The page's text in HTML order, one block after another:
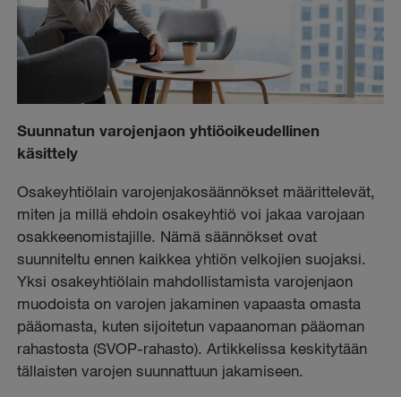
Suunnatun varojenjaon yhtiöoikeudellinen
käsittely
Osakeyhtiölain varojenjakosäännökset määrittelevät,
miten ja millä ehdoin osakeyhtiö voi jakaa varojaan
osakkeenomistajille. Nämä säännökset ovat
suunniteltu ennen kaikkea yhtiön velkojien suojaksi.
Yksi osakeyhtiölain mahdollistamista varojenjaon
muodoista on varojen jakaminen vapaasta omasta
pääomasta, kuten sijoitetun vapaanoman pääoman
rahastosta (SVOP-rahasto). Artikkelissa keskitytään
tällaisten varojen suunnattuun jakamiseen.